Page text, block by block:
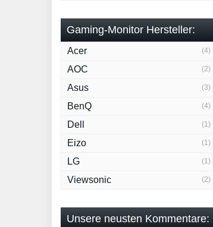
Gaming-Monitor Hersteller:
Acer (4)
AOC (2)
Asus (3)
BenQ (4)
Dell (1)
Eizo (1)
LG (1)
Viewsonic (2)
Unsere neusten Kommentare: